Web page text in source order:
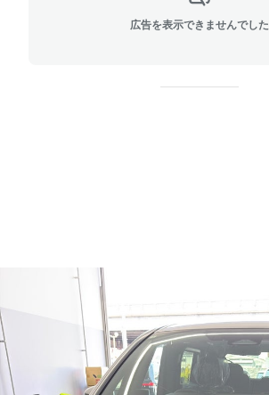
広告を表示できませんでした